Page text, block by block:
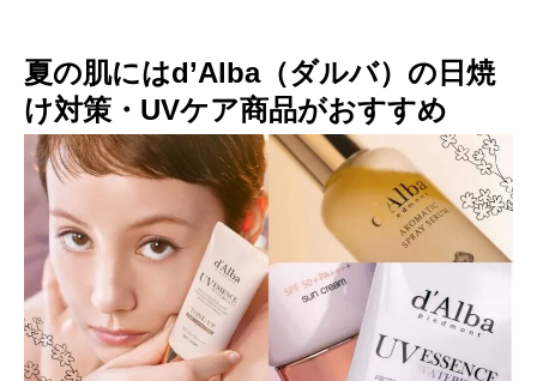
夏の肌にはd’Alba（ダルバ）の日焼
け対策・UVケア商品がおすすめ